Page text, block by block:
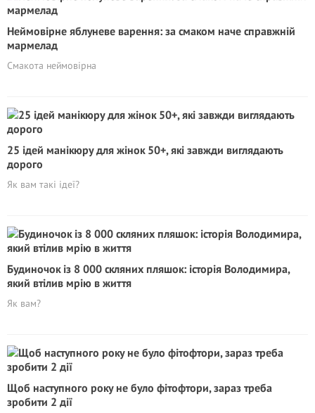
Неймовірне яблуневе варення: за смаком наче справжній
мармелад
Смакота неймовірна
25 ідей манікюру для жінок 50+, які завжди виглядають
дорого
Як вам такі ідеї?
Будиночок із 8 000 скляних пляшок: історія Володимира,
який втілив мрію в життя
Як вам?
Щоб наступного року не було фітофтори, зараз треба
зробити 2 дії